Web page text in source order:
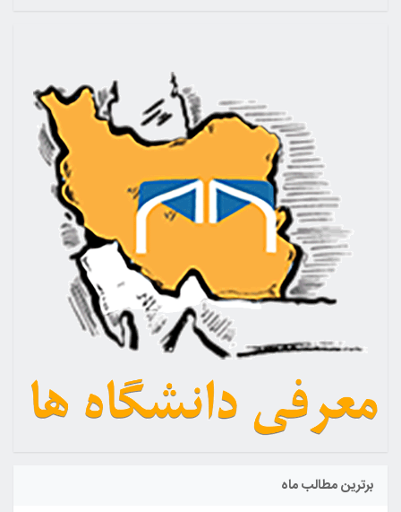
برترین مطالب ماه